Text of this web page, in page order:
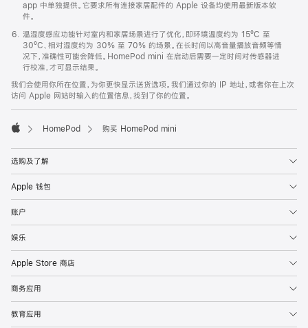
app 中单独提供。它要求所有连接家居配件的 Apple 设备均使用最新版本软
件。
温湿度感应功能针对室内和家居场景进行了优化，即环境温度约为 15ºC 至
30ºC、相对湿度约为 30% 至 70% 的场景。在长时间以高音量播放音频等情
况下，准确性可能会降低。HomePod mini 在启动后需要一定时间对传感器进
行校准，才可显示结果。
我们会使用你所在位置，为你更快显示送货选项。我们通过你的 IP 地址，或者你在上次
访问 Apple 网站时输入的位置信息，找到了你的位置。
HomePod 购买 HomePod mini
选购及了解
Apple 钱包
账户
娱乐
Apple Store 商店
商务应用
教育应用